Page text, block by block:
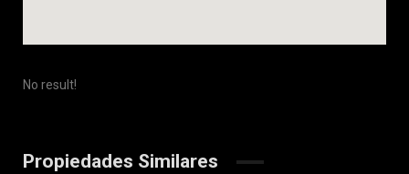
No result!
Propiedades Similares